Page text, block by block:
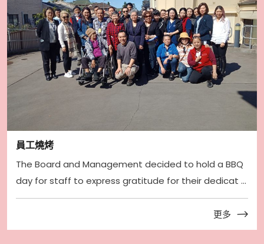
員工燒烤
The Board and Management decided to hold a BBQ
day for staff to express gratitude for their dedicat ...
更多